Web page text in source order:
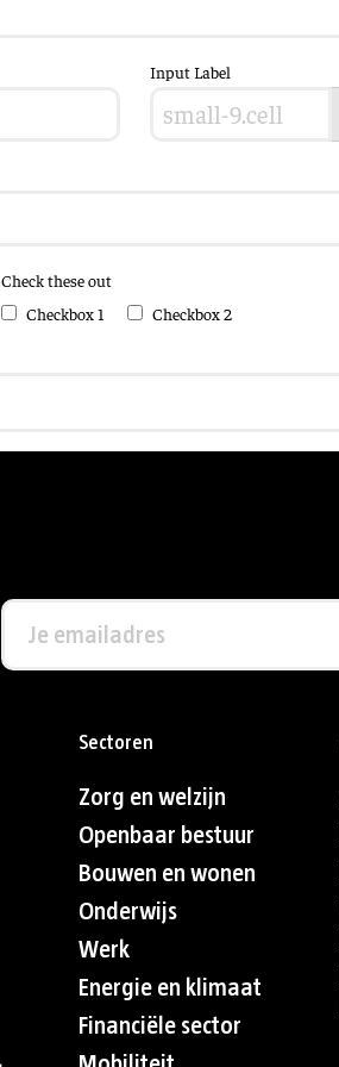
Input Label
Check these out
Checkbox 1
Checkbox 2
Sectoren
Zorg en welzijn
Openbaar bestuur
Bouwen en wonen
Onderwijs
Werk
Energie en klimaat
Financiële sector